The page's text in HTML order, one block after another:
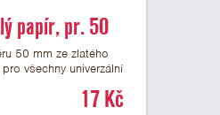
papír, pr. 50
50 mm ze zlatého
všechny univerzální
je možné
17 Kč